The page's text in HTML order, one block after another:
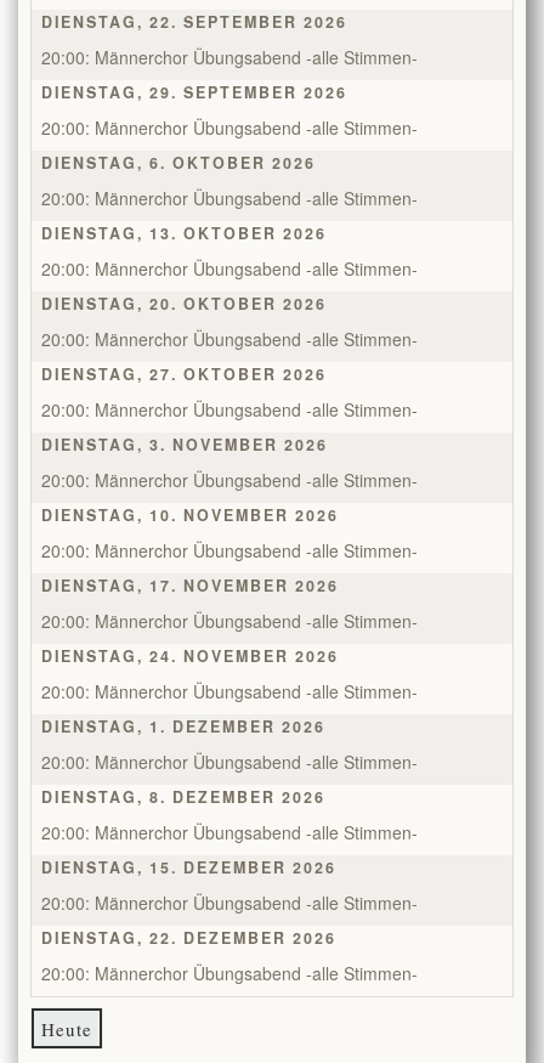
DIENSTAG, 22. SEPTEMBER 2026
20:00: Männerchor Übungsabend -alle Stimmen-
DIENSTAG, 29. SEPTEMBER 2026
20:00: Männerchor Übungsabend -alle Stimmen-
DIENSTAG, 6. OKTOBER 2026
20:00: Männerchor Übungsabend -alle Stimmen-
DIENSTAG, 13. OKTOBER 2026
20:00: Männerchor Übungsabend -alle Stimmen-
DIENSTAG, 20. OKTOBER 2026
20:00: Männerchor Übungsabend -alle Stimmen-
DIENSTAG, 27. OKTOBER 2026
20:00: Männerchor Übungsabend -alle Stimmen-
DIENSTAG, 3. NOVEMBER 2026
20:00: Männerchor Übungsabend -alle Stimmen-
DIENSTAG, 10. NOVEMBER 2026
20:00: Männerchor Übungsabend -alle Stimmen-
DIENSTAG, 17. NOVEMBER 2026
20:00: Männerchor Übungsabend -alle Stimmen-
DIENSTAG, 24. NOVEMBER 2026
20:00: Männerchor Übungsabend -alle Stimmen-
DIENSTAG, 1. DEZEMBER 2026
20:00: Männerchor Übungsabend -alle Stimmen-
DIENSTAG, 8. DEZEMBER 2026
20:00: Männerchor Übungsabend -alle Stimmen-
DIENSTAG, 15. DEZEMBER 2026
20:00: Männerchor Übungsabend -alle Stimmen-
DIENSTAG, 22. DEZEMBER 2026
20:00: Männerchor Übungsabend -alle Stimmen-
Heute